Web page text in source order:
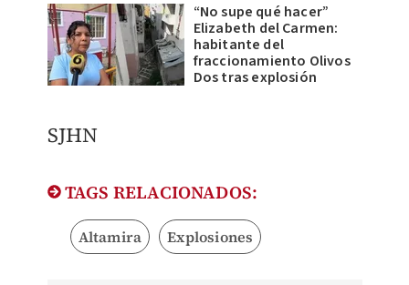
“No supe qué hacer”
Elizabeth del Carmen:
habitante del
fraccionamiento Olivos
Dos tras explosión
SJHN
TAGS RELACIONADOS:
Altamira Explosiones